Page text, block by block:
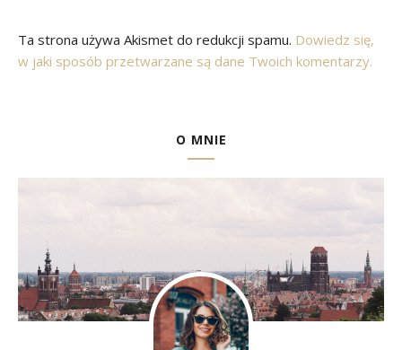
Ta strona używa Akismet do redukcji spamu. Dowiedz się,
w jaki sposób przetwarzane są dane Twoich komentarzy.
O MNIE